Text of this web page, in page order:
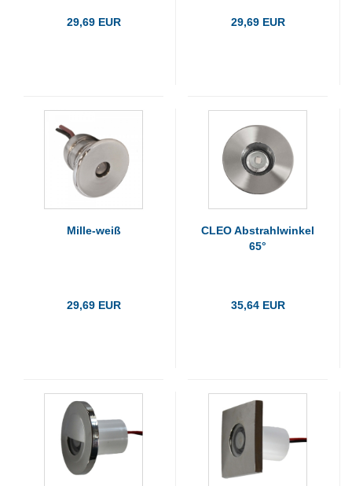
29,69 EUR 29,69 EUR
Mille-weiß
29,69 EUR
CLEO Abstrahlwinkel
65°
35,64 EUR